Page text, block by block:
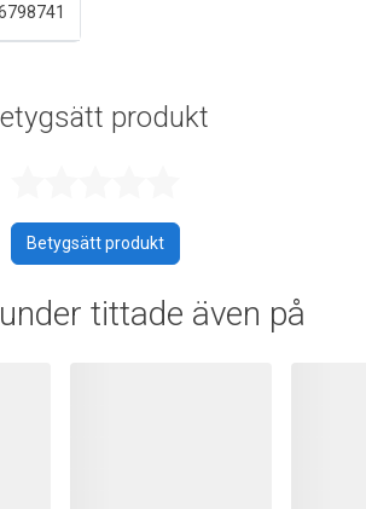
produkt
Betygsätt produkt
tittade även på